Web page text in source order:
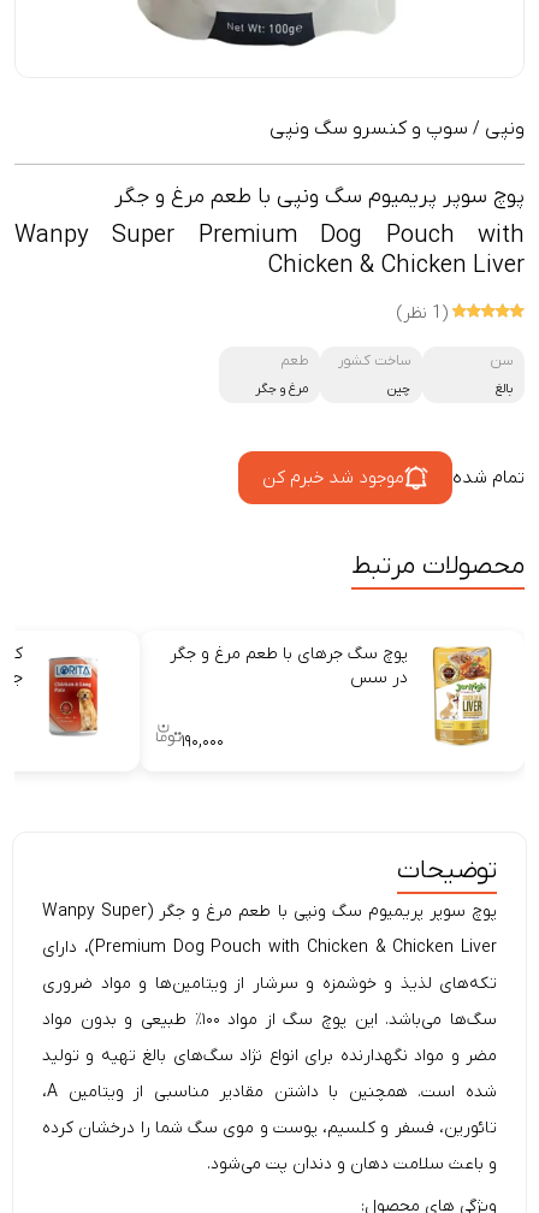
ونپی / سوپ و کنسرو سگ ونپی
پوچ سوپر پریمیوم سگ ونپی با طعم مرغ و جگر
Wanpy Super Premium Dog Pouch with
Chicken & Chicken Liver
(1 نظر)
سن
بالغ
ساخت کشور
چین
طعم
مرغ و جگر
تمام شده موجود شد خبرم کن
محصولات مرتبط
پوچ سگ جرهای با طعم مرغ و جگر
در سس
۱۹۰,۰۰۰
توضیحات
پوچ سوپر پریمیوم سگ ونپی با طعم مرغ و جگر ( Wanpy Super
Premium Dog Pouch with Chicken & Chicken Liver)، دارای
تکه‌های لذیذ و خوشمزه و سرشار از ویتامین‌ها و مواد ضروری
سگ‌ها می‌باشد. این پوچ سگ
از مواد ۱۰۰٪ طبیعی و بدون مواد
مضر و مواد نگهدارنده برای انواع نژاد سگ‌های بالغ تهیه و تولید
شده است. همچنین با داشتن مقادیر مناسبی از ویتامین A،
تائورین، فسفر و کلسیم، پوست و موی سگ شما را درخشان کرده
و باعث سلامت دهان و دندان پت می‌شود.
ویژگی های محصول: